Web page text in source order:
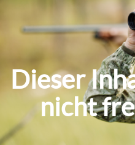
Dieser
nicht